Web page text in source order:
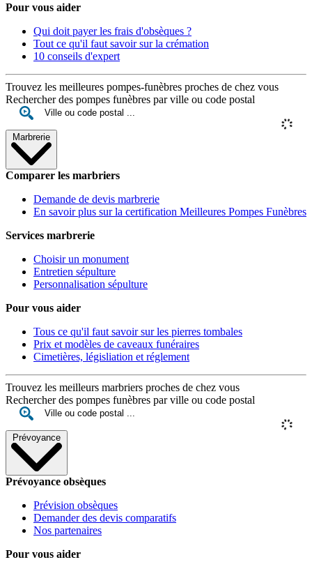
Pour vous aider
Qui doit payer les frais d'obsèques ?
Tout ce qu'il faut savoir sur la crémation
10 conseils d'expert
Trouvez les meilleures pompes-funèbres proches de chez vous
Rechercher des pompes funèbres par ville ou code postal
Marbrerie
Comparer les marbriers
Demande de devis marbrerie
En savoir plus sur la certification Meilleures Pompes Funèbres
Services marbrerie
Choisir un monument
Entretien sépulture
Personnalisation sépulture
Pour vous aider
Tous ce qu'il faut savoir sur les pierres tombales
Prix et modèles de caveaux funéraires
Cimetières, législiation et réglement
Trouvez les meilleurs marbriers proches de chez vous
Rechercher des pompes funèbres par ville ou code postal
Prévoyance
Prévoyance obsèques
Prévision obsèques
Demander des devis comparatifs
Nos partenaires
Pour vous aider